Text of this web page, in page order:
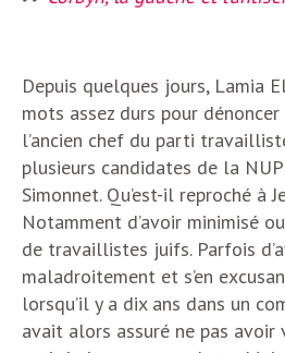
Depuis quelques jours, Lamia
mots assez durs pour
l’ancien chef du parti
plusieurs candidates de la
Simonnet. Qu’est-il reproché à
Notamment d’avoir minimisé
de travaillistes juifs. Parfois
maladroitement et s’en
lorsqu’il y a dix ans dans un
avait alors assuré ne pas avoir